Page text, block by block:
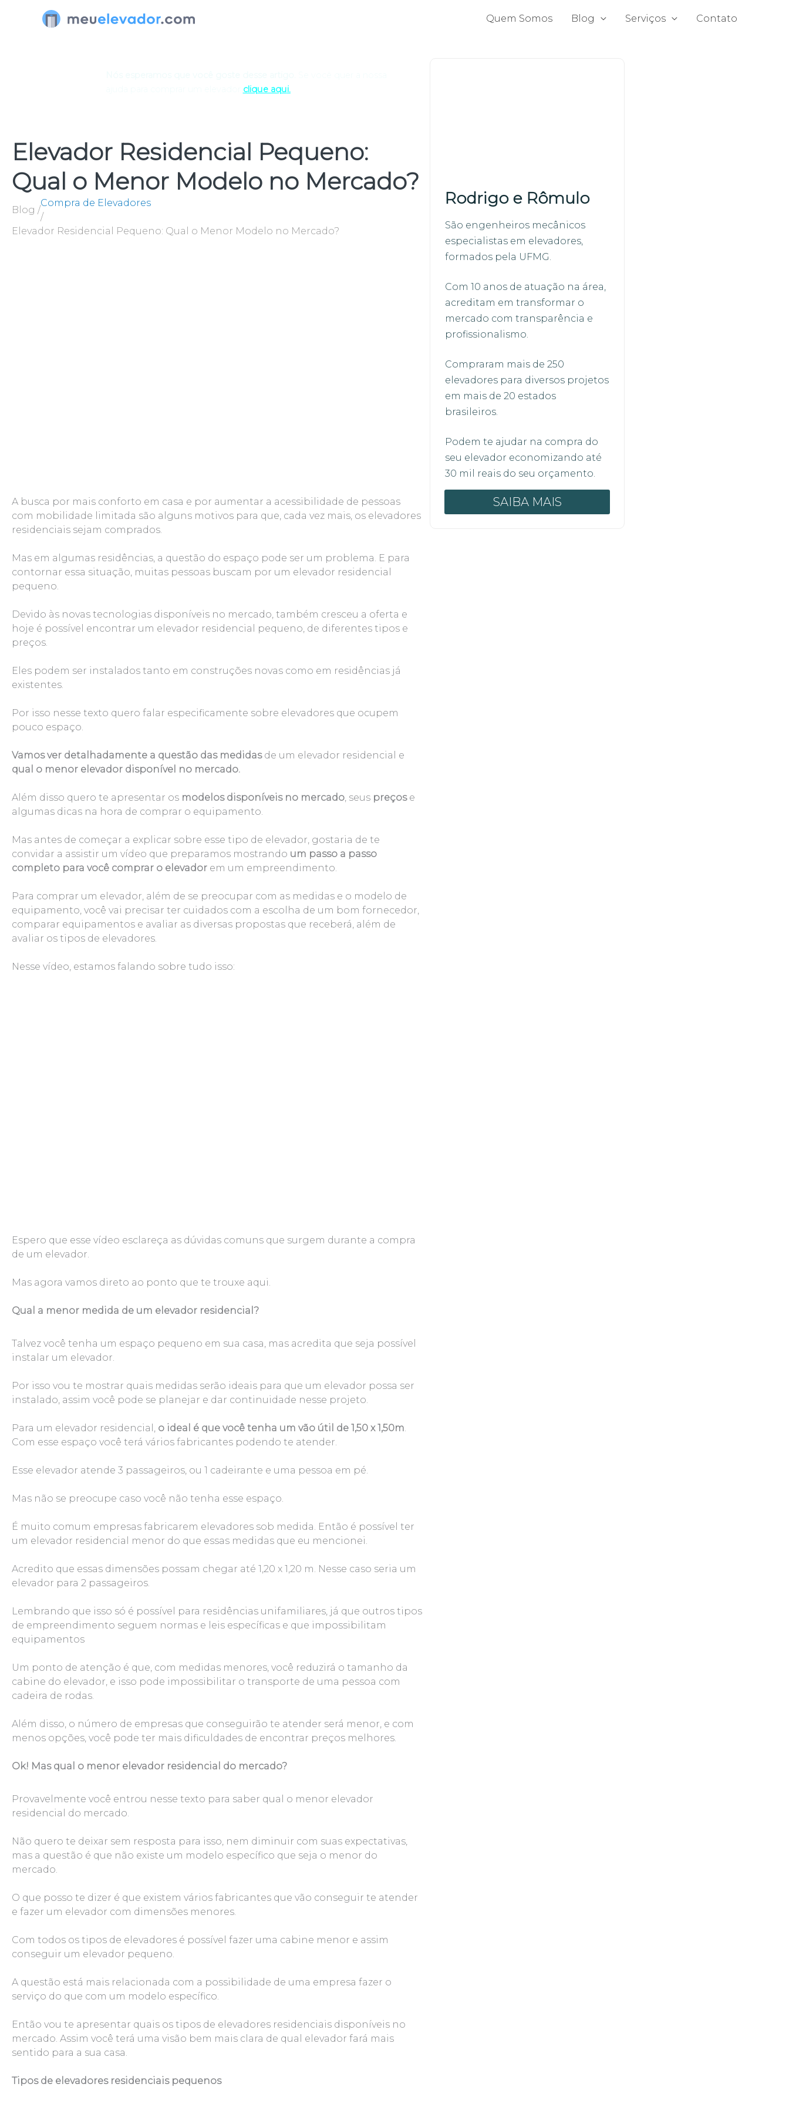
Quem Somos Blog Serviços Contato
clique aqui.
Elevador Residencial Pequeno:
Qual o Menor Modelo no Mercado?
Blog /
Compra de Elevadores
/
Elevador Residencial Pequeno: Qual o Menor Modelo no Mercado?
A busca por mais conforto em casa e por aumentar a acessibilidade de pessoas
com mobilidade limitada são alguns motivos para que, cada vez mais, os elevadores
residenciais sejam comprados.
Mas em algumas residências, a questão do espaço pode ser um problema. E para
contornar essa situação, muitas pessoas buscam por um elevador residencial
pequeno.
Devido às novas tecnologias disponíveis no mercado, também cresceu a oferta e
hoje é possível encontrar um elevador residencial pequeno, de diferentes tipos e
preços.
Eles podem ser instalados tanto em construções novas como em residências já
existentes.
Por isso nesse texto quero falar especificamente sobre elevadores que ocupem
pouco espaço.
Vamos ver detalhadamente a questão das medidasde um elevador residencial e
qual o menor elevador disponível no mercado.
Além disso quero te apresentar os modelos disponíveis no mercado , seus preçose
algumas dicas na hora de comprar o equipamento.
Mas antes de começar a explicar sobre esse tipo de elevador, gostaria de te
convidar a assistir um vídeo que preparamos mostrando um passo a passo
completo para você comprar o elevador em um empreendimento.
Para comprar um elevador, além de se preocupar com as medidas e o modelo de
equipamento, você vai precisar ter cuidados com a escolha de um bom fornecedor,
comparar equipamentos e avaliar as diversas propostas que receberá, além de
avaliar os tipos de elevadores.
Nesse vídeo, estamos falando sobre tudo isso:
Espero que esse vídeo esclareça as dúvidas comuns que surgem durante a compra
de um elevador.
Mas agora vamos direto ao ponto que te trouxe aqui.
Qual a menor medida de um elevador residencial?
Talvez você tenha um espaço pequeno em sua casa, mas acredita que seja possível
instalar um elevador.
Por isso vou te mostrar quais medidas serão ideais para que um elevador possa ser
instalado, assim você pode se planejar e dar continuidade nesse projeto.
Para um elevador residencial, o ideal é que você tenha um vão útil de 1,50 x 1,50m.
Com esse espaço você terá vários fabricantes podendo te atender.
Esse elevador atende 3 passageiros, ou 1 cadeirante e uma pessoa em pé.
Mas não se preocupe caso você não tenha esse espaço.
É muito comum empresas fabricarem elevadores sob medida. Então é possível ter
um elevador residencial menor do que essas medidas que eu mencionei.
Acredito que essas dimensões possam chegar até 1,20 x 1,20 m. Nesse caso seria um
elevador para 2 passageiros.
Lembrando que isso só é possível para residências unifamiliares, já que outros tipos
de empreendimento seguem normas e leis específicas e que impossibilitam
equipamentos
Um ponto de atenção é que, com medidas menores, você reduzirá o tamanho da
cabine do elevador, e isso pode impossibilitar o transporte de uma pessoa com
cadeira de rodas.
Além disso, o número de empresas que conseguirão te atender será menor, e com
menos opções, você pode ter mais dificuldades de encontrar preços melhores.
Ok! Mas qual o menor elevador residencial do mercado?
Provavelmente você entrou nesse texto para saber qual o menor elevador
residencial do mercado.
Não quero te deixar sem resposta para isso, nem diminuir com suas expectativas,
mas a questão é que não existe um modelo específico que seja o menor do
mercado.
O que posso te dizer é que existem vários fabricantes que vão conseguir te atender
e fazer um elevador com dimensões menores.
Com todos os tipos de elevadores é possível fazer uma cabine menor e assim
conseguir um elevador pequeno.
A questão está mais relacionada com a possibilidade de uma empresa fazer o
serviço do que com um modelo específico.
Então vou te apresentar quais os tipos de elevadores residenciais disponíveis no
mercado. Assim você terá uma visão bem mais clara de qual elevador fará mais
sentido para a sua casa.
Tipos de elevadores residenciais pequenos
Rodrigo e Rômulo
São engenheiros mecânicos
especialistas em elevadores,
formados pela UFMG.
Com 10 anos de atuação na área,
acreditam em transformar o
mercado com transparência e
profissionalismo.
Compraram mais de 250
elevadores para diversos projetos
em mais de 20 estados
brasileiros.
Podem te ajudar na compra do
seu elevador economizando até
30 mil reais do seu orçamento.
SAIBA MAIS